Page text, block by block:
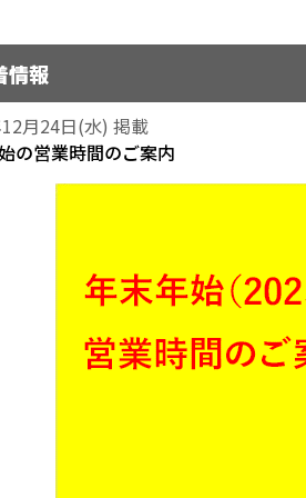
情報
月24日(水) 掲載
の営業時間のご案内